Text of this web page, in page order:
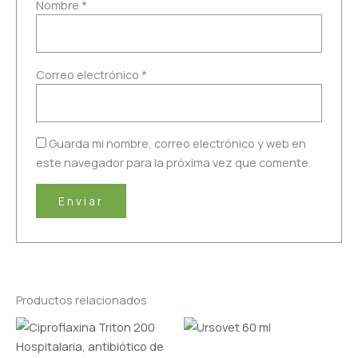
Nombre *
Correo electrónico *
Guarda mi nombre, correo electrónico y web en
este navegador para la próxima vez que comente.
Productos relacionados
Rango
de
precios:
Este
producto